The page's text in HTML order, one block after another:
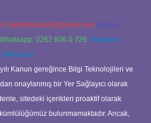
backlinkpaneli@gmail.com Teams:
Whatsapp: 0262 606 0 726 Telegram:
@karabul
Kanun gereğince Bilgi Teknolojileri ve
onaylanmış bir Yer Sağlayıcı olarak
sitedeki içerikleri proaktif olarak
bulunmamaktadır. Ancak,